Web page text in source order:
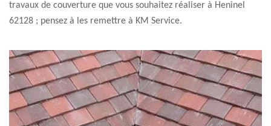
travaux de couverture que vous souhaitez réaliser à Heninel
62128 ; pensez à les remettre à KM Service.